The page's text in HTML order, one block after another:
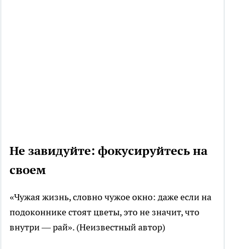
Не завидуйте: фокусируйтесь на
своем
«Чужая жизнь, словно чужое окно: даже если на
подоконнике стоят цветы, это не значит, что
внутри — рай». (Неизвестный автор)